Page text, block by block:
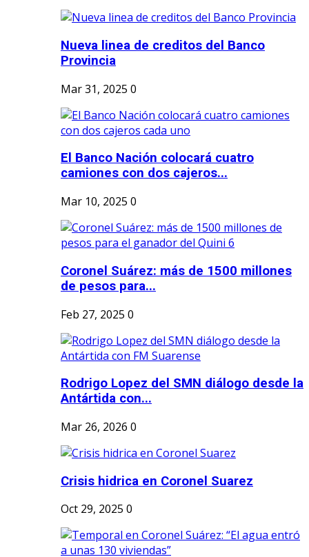
Nueva linea de creditos del Banco
Provincia
Mar 31, 2025 0
El Banco Nación colocará cuatro
camiones con dos cajeros...
Mar 10, 2025 0
Coronel Suárez: más de 1500 millones
de pesos para...
Feb 27, 2025 0
Rodrigo Lopez del SMN diálogo desde la
Antártida con...
Mar 26, 2026 0
Crisis hidrica en Coronel Suarez
Oct 29, 2025 0